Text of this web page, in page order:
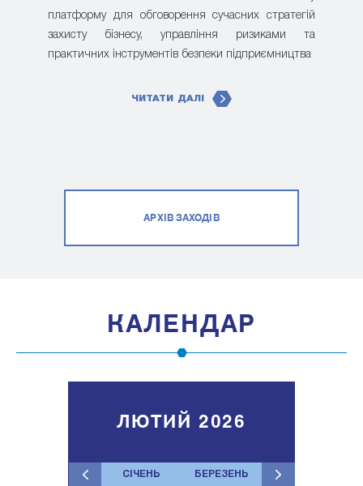
платформу для обговорення сучасних стратегій
захисту бізнесу, управління ризиками та
практичних інструментів безпеки підприємництва
ЧИТАТИ ДАЛІ
АРХІВ ЗАХОДІВ
КАЛЕНДАР
СІЧЕНЬ БЕРЕЗЕНЬ
ЛЮТИЙ 2026